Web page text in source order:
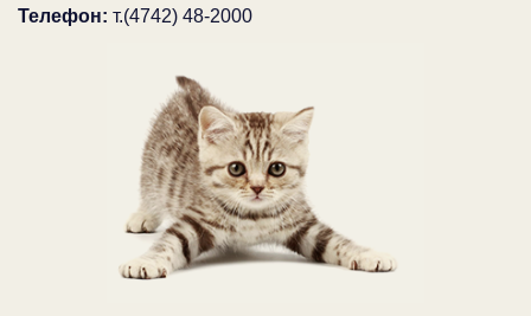
Телефон: т.(4742) 48-2000